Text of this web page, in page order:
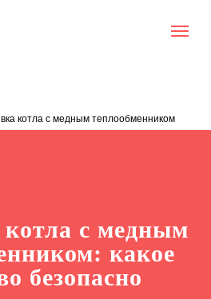
котла с медным теплообменником
с медным
какое
безопасно